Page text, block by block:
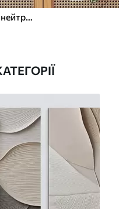
Рельєфні кола та гілка в теплих нейтральних тонах